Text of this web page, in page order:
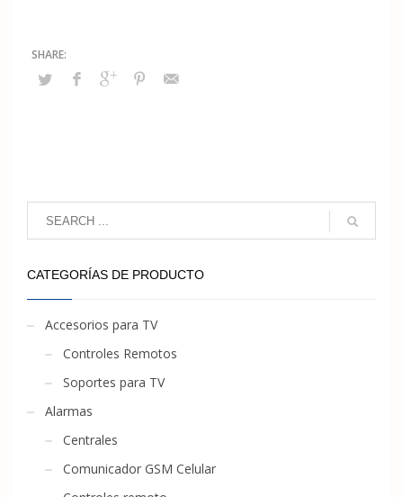
CATEGORÍAS DE PRODUCTO
Accesorios para TV
Controles Remotos
Soportes para TV
Alarmas
Centrales
Comunicador GSM Celular